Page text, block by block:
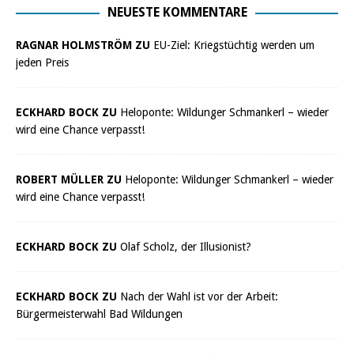
NEUESTE KOMMENTARE
RAGNAR HOLMSTRÖM ZU EU-Ziel: Kriegstüchtig werden um
jeden Preis
ECKHARD BOCK ZU Heloponte: Wildunger Schmankerl – wieder
wird eine Chance verpasst!
ROBERT MÜLLER ZU Heloponte: Wildunger Schmankerl – wieder
wird eine Chance verpasst!
ECKHARD BOCK ZU Olaf Scholz, der Illusionist?
ECKHARD BOCK ZU Nach der Wahl ist vor der Arbeit:
Bürgermeisterwahl Bad Wildungen